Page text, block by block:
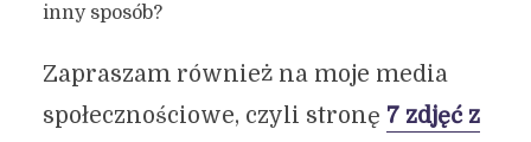
inny sposób?
Zapraszam również na moje media
społecznościowe, czyli stronę 7 zdjęć z